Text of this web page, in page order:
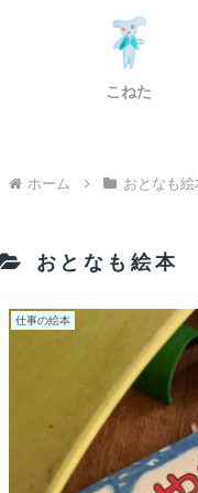
こねた
ホーム おとなも絵
おとなも絵本
仕事の絵本